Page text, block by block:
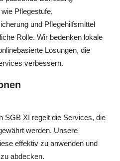
Pflegestufe,
und Pflegehilfsmittel
Rolle. Wir bedenken lokale
Lösungen, die
verbessern.
SGB XI regelt die Services, die
werden. Unsere
effektiv zu anwenden und
abdecken.